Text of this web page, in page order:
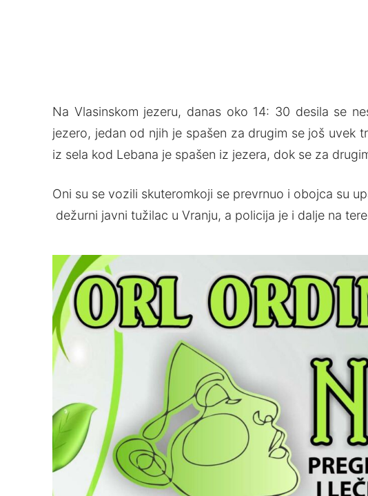
Na Vlasinskom jezeru, danas oko 14: 30 desila se
jezero, jedan od njih je spašen za drugim se još uvek
iz sela kod Lebana je spašen iz jezera, dok se za
Oni su se vozili skuteromkoji se prevrnuo i obojca su
dežurni javni tužilac u Vranju, a policija je i dalјe na